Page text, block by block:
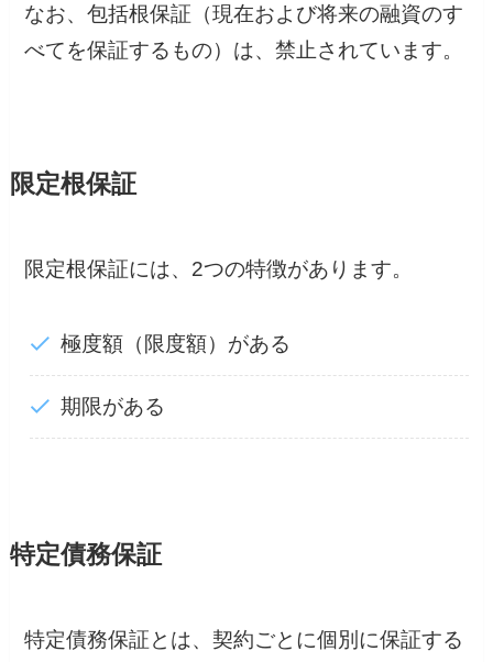
なお、包括根保証（現在および将来の融資のす
べてを保証するもの）は、禁止されています。
限定根保証
限定根保証には、2つの特徴があります。
極度額（限度額）がある
期限がある
特定債務保証
特定債務保証とは、契約ごとに個別に保証する